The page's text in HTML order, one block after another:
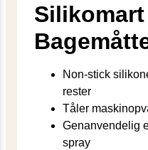
Non-stick
rester
Tåler
Genanvendelig
spray